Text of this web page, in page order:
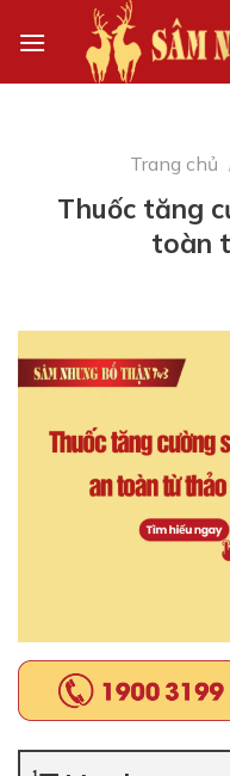
Trang chủ
Thuốc tăng
toàn